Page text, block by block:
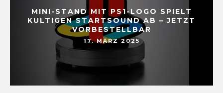
MINI-STAND MIT PS1-LOGO SPIELT
KULTIGEN STARTSOUND AB – JETZT
VORBESTELLBAR
17. MÄRZ 2025